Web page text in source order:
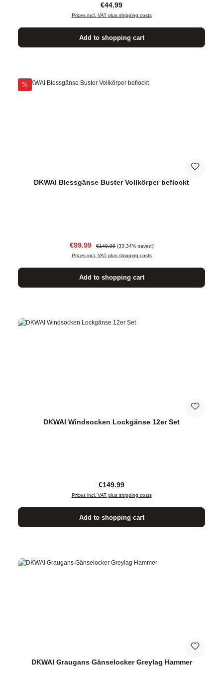
Regular price:
€44.99
Prices incl. VAT plus shipping costs
Add to shopping cart
%Discount
DKWAI Blessgänse Buster Vollkörper beflockt
Sale price:
€99.99 Regular price:
€149.99 (33.34% saved)
Prices incl. VAT plus shipping costs
Add to shopping cart
DKWAI Windsocken Lockgänse 12er Set
Regular price:
€149.99
Prices incl. VAT plus shipping costs
Add to shopping cart
DKWAI Graugans Gänselocker Greylag Hammer